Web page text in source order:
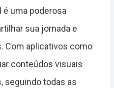
uma poderosa
sua jornada e
Com aplicativos como
conteúdos visuais
seguindo todas as